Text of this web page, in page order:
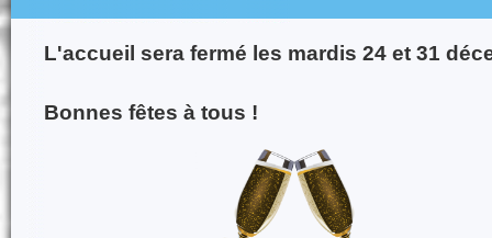
L'accueil sera fermé les mardis 24 et 31
Bonnes fêtes à tous !